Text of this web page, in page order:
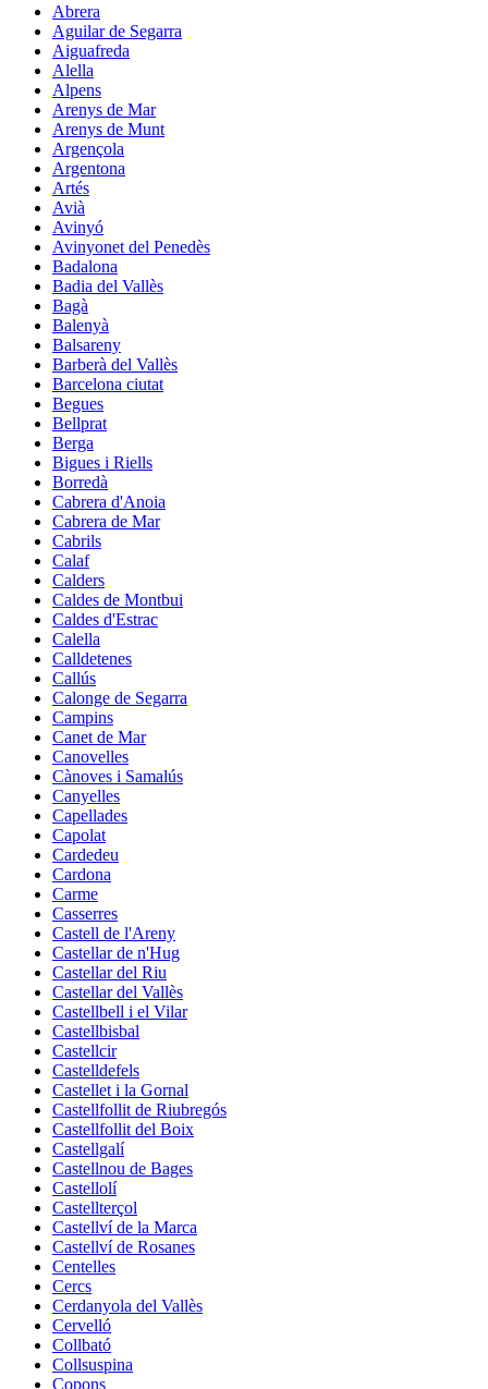
Abrera
Aguilar de Segarra
Aiguafreda
Alella
Alpens
Arenys de Mar
Arenys de Munt
Argençola
Argentona
Artés
Avià
Avinyó
Avinyonet del Penedès
Badalona
Badia del Vallès
Bagà
Balenyà
Balsareny
Barberà del Vallès
Barcelona ciutat
Begues
Bellprat
Berga
Bigues i Riells
Borredà
Cabrera d'Anoia
Cabrera de Mar
Cabrils
Calaf
Calders
Caldes de Montbui
Caldes d'Estrac
Calella
Calldetenes
Callús
Calonge de Segarra
Campins
Canet de Mar
Canovelles
Cànoves i Samalús
Canyelles
Capellades
Capolat
Cardedeu
Cardona
Carme
Casserres
Castell de l'Areny
Castellar de n'Hug
Castellar del Riu
Castellar del Vallès
Castellbell i el Vilar
Castellbisbal
Castellcir
Castelldefels
Castellet i la Gornal
Castellfollit de Riubregós
Castellfollit del Boix
Castellgalí
Castellnou de Bages
Castellolí
Castellterçol
Castellví de la Marca
Castellví de Rosanes
Centelles
Cercs
Cerdanyola del Vallès
Cervelló
Collbató
Collsuspina
Copons